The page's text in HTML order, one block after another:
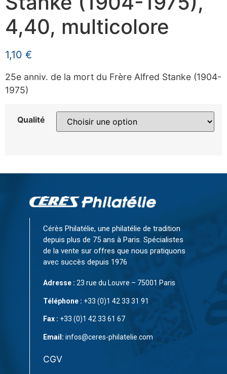
4,40, multicolore
1,10 €
25e anniv. de la mort du Frère Alfred Stanke (1904-
1975)
Qualité
Cérès Philatélie, une philatélie de tradition
depuis plus de 75 ans à Paris. Spécialistes
de la vente sur offres que nous pratiquons
avec succès depuis 1976
Adresse : 23 rue du Louvre – 75001 Paris
Téléphone : +33 (0)1 42 33 31 91
Fax : +33 (0)1 42 33 61 67
Email: infos@ceres-philatelie.com
CGV